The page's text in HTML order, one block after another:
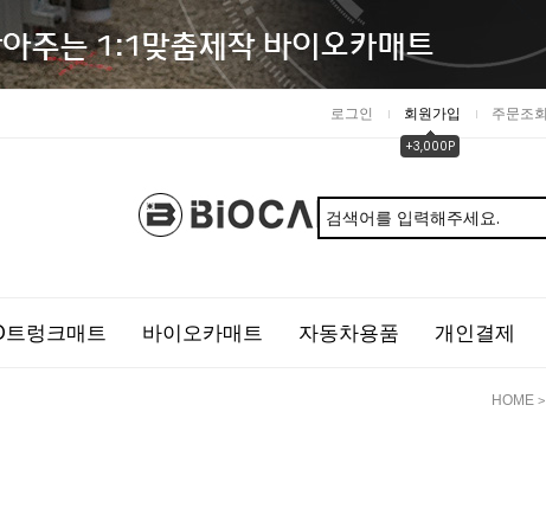
로그인 회원가입
+3,000P
주문조회
트렁크매트 바이오카매트 자동차용품 개인결제
HOME >